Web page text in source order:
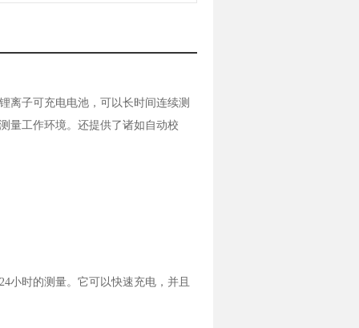
离子可充电电池，可以长时间连续测
量工作环境。还提供了诸如自动校
小时的测量。它可以快速充电，并且